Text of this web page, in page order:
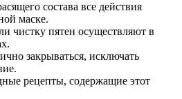
состава все действия
маске.
чистку пятен осуществляют в
закрываться, исключать
рецепты, содержащие этот